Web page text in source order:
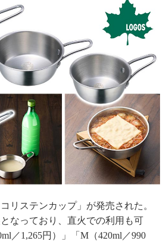
リステンカップ」が発売された。
なっており、直火での利用も可
／1,265円）」「M（420ml／990